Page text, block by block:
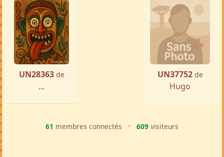
UN28363 de
...
UN37752 de
Hugo
61 membres connectés • 609 visiteurs